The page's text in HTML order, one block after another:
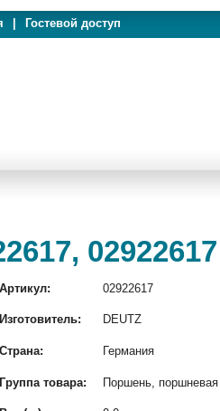
Гостевой доступ
02922617
Артикул: 02922617
Изготовитель: DEUTZ
Страна: Германия
Группа товара: Поршень, поршневая